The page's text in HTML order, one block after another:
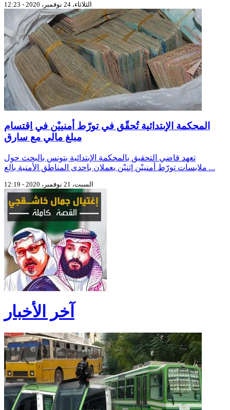
الثلاثاء، 24 نوفمبر، 2020 - 12:23
المحكمة الإبتدائية تُحقّق في تورّط أمنييْن في اِقتسام
مبلغ مالي مع سارق
تعهد قاضي التحقيق بالمحكمة الإبتدائية بتونس بالبحث حول
ملابسات تورّط أمنييْن إثنيْن يعملان باحدى المناطق الأمنية بالع ...
السبت، 21 نوفمبر، 2020 - 12:19
آخر الأخبار